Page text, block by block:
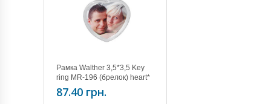
Рамка Walther 3,5*3,5 Key
ring MR-196 (брелок) heart*
87.40 грн.